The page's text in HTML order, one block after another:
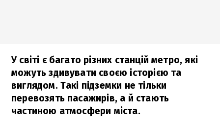
У світі є багато різних станцій метро, які
можуть здивувати своєю історією та
виглядом. Такі підземки не тільки
перевозять пасажирів, а й стають
частиною атмосфери міста.